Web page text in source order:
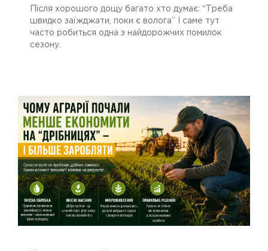
Після хорошого дощу багато хто думає: “Треба
швидко заїжджати, поки є волога” І саме тут
часто робиться одна з найдорожчих помилок
сезону.